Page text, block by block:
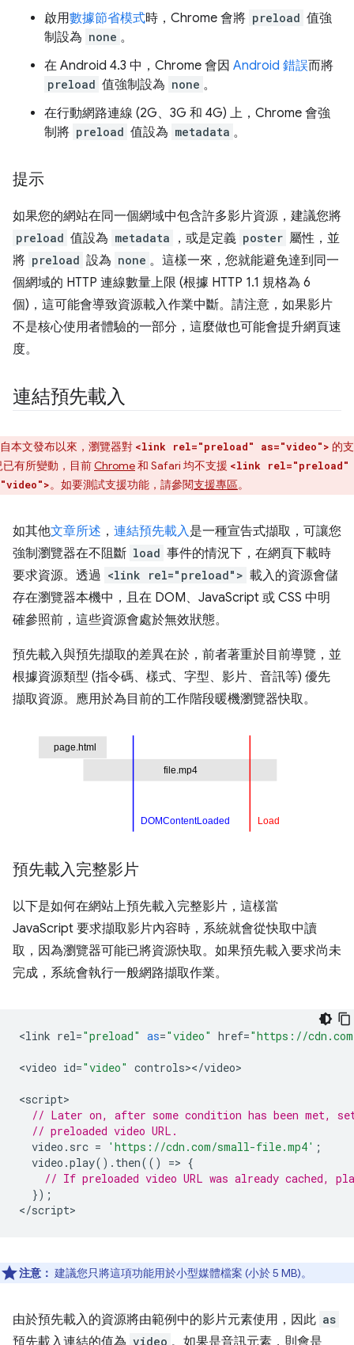
啟用數據節省模式時，Chrome 會將 preload 值強
制設為 none 。
在 Android 4.3 中，Chrome 會因 Android 錯誤而將
preload 值強制設為 none 。
在行動網路連線 (2G、3G 和 4G) 上，Chrome 會強
制將 preload 值設為 metadata 。
提示
如果您的網站在同一個網域中包含許多影片資源，建議您將
preload 值設為 metadata ，或是定義 poster 屬性，並
將 preload 設為 none 。這樣一來，您就能避免達到同一
個網域的 HTTP 連線數量上限 (根據 HTTP 1.1 規格為 6
個)，這可能會導致資源載入作業中斷。請注意，如果影片
不是核心使用者體驗的一部分，這麼做也可能會提升網頁速
度。
連結預先載入
自本文發布以來，瀏覽器對 <link rel="preload" as="video"> 的
已有所變動，目前Chrome和 Safari 均不支援 <link rel="preload"
。如要測試支援功能，請參閱支援專區。
如其他文章所述 ， 連結預先載入是一種宣告式擷取，可讓您
強制瀏覽器在不阻斷 load 事件的情況下，在網頁下載時
要求資源。透過 <link rel="preload"> 載入的資源會儲
存在瀏覽器本機中，且在 DOM、JavaScript 或 CSS 中明
確參照前，這些資源會處於無效狀態。
預先載入與預先擷取的差異在於，前者著重於目前導覽，並
根據資源類型 (指令碼、樣式、字型、影片、音訊等) 優先
擷取資源。應用於為目前的工作階段暖機瀏覽器快取。
預先載入完整影片
以下是如何在網站上預先載入完整影片，這樣當
JavaScript 要求擷取影片內容時，系統就會從快取中讀
取，因為瀏覽器可能已將資源快取。如果預先載入要求尚未
完成，系統會執行一般網路擷取作業。
<link rel="preload" as="video" href="https://
<video id="video" controls></video>
<script
// Later on, after some condition has been met,
// preloaded video URL.
video . src = 'https://cdn.com/small-file.mp4' ;
video .play(). then(() => {
// If preloaded video URL was already cached,
});
</script
注意： 建議您只將這項功能用於小型媒體檔案 (小於 5 MB)。
由於預先載入的資源將由範例中的影片元素使用，因此 as
預先載入連結的值為 video 。如果是音訊元素，則會是